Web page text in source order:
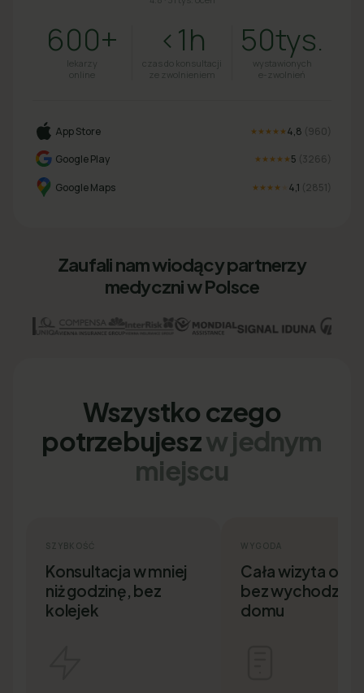
600+
lekarzy
online
<1h
czas do konsultacji
ze zwolnieniem
50tys.
wystawionych
e-zwolnień
App Store ★★★★★ 4,8 (960
Google Play
★★★★★ 5 (3266
Google Maps ★★★★ 4,1 (2851
Zaufali nam wiodący partnerzy
medyczni w Polsce
Wszystko czego
potrzebujeszw jednym
miejscu
SZYBKOŚĆ
Konsultacja w mniej
niż godzinę, bez
kolejek
WYGODA
Cała wizyta
bez
domu